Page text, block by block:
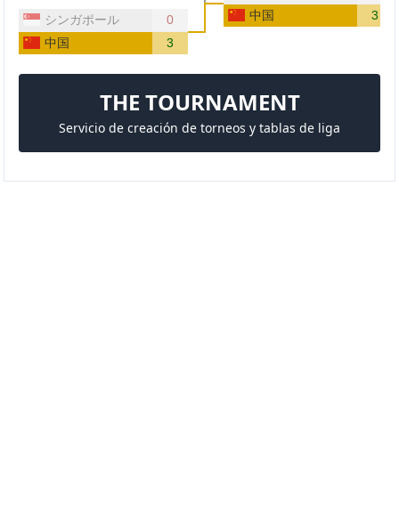
シンガポール
0
中国
3
中国
3
THE TOURNAMENT
Servicio de creación de torneos y tablas de liga